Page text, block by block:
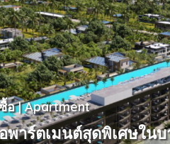
อ | Apartment
พาร์ตเมนต์สุดพิเศษใน